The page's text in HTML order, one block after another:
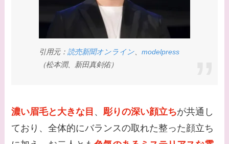
見えみりの離婚理由は
なに？子供は現在何し
てる？
【画像】野呂佳代と似
【画像】柴咲コウと似
てる女優３選！結婚し
引用元：読売新聞オンライン 、modelpress
（松本潤、新田真剣佑）
濃い眉毛と大きな目 、 彫りの深い顔立ちが共通し
ており、全体的にバランスの取れた整った顔立ち